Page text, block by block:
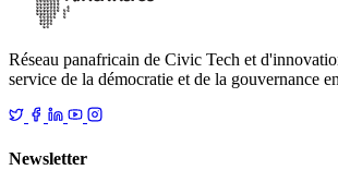
Réseau panafricain de Civic Tech et
service de la démocratie et de la gouvernance
Newsletter